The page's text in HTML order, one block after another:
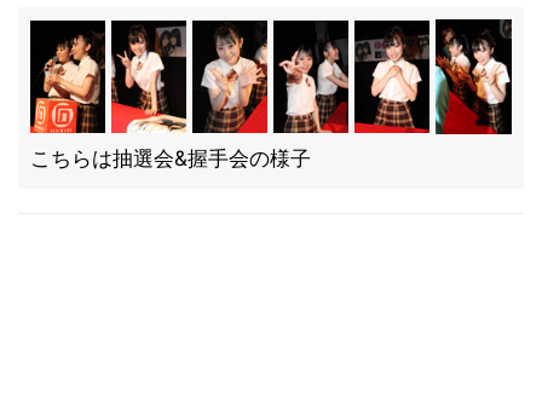
こちらは抽選会&握手会の様子